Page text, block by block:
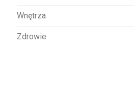
Wnętrza
Zdrowie